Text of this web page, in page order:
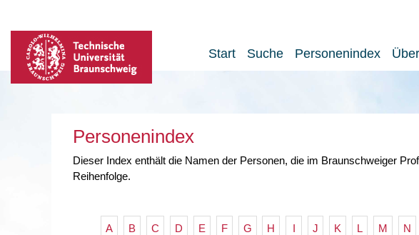
Start Suche Personenindex
Personenindex
Dieser Index enthält die Namen der Personen, die im Braunschweiger
Reihenfolge.
A B C D E F G H I J K L M N